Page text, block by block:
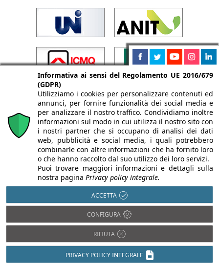
Informativa ai sensi del Regolamento UE 2016/679
(GDPR)
Utilizziamo i cookies per personalizzare contenuti ed
annunci, per fornire funzionalità dei social media e
per analizzare il nostro traffico. Condividiamo inoltre
informazioni sul modo in cui utilizza il nostro sito con
i nostri partner che si occupano di analisi dei dati
web, pubblicità e social media, i quali potrebbero
combinarle con altre informazioni che ha fornito loro
o che hanno raccolto dal suo utilizzo dei loro servizi.
Puoi trovare maggiori informazioni e dettagli sulla
nostra pagina Privacy policy integrale.
ACCETTA
CONFIGURA
RIFIUTA
PRIVACY POLICY INTEGRALE